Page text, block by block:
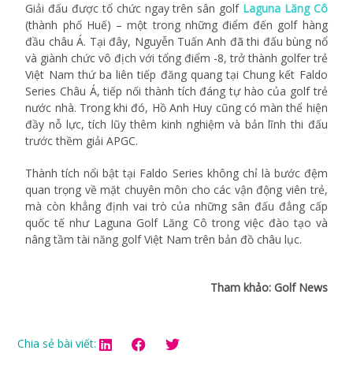
Giải đấu được tổ chức ngay trên sân golf Laguna Lăng Cô
(thành phố Huế) – một trong những điểm đến golf hàng
đầu châu Á. Tại đây, Nguyễn Tuấn Anh đã thi đấu bùng nổ
và giành chức vô địch với tổng điểm -8, trở thành golfer trẻ
Việt Nam thứ ba liên tiếp đăng quang tại Chung kết Faldo
Series Châu Á, tiếp nối thành tích đáng tự hào của golf trẻ
nước nhà. Trong khi đó, Hồ Anh Huy cũng có màn thể hiện
đầy nỗ lực, tích lũy thêm kinh nghiệm và bản lĩnh thi đấu
trước thềm giải APGC.
Thành tích nổi bật tại Faldo Series không chỉ là bước đệm
quan trọng về mặt chuyên môn cho các vận động viên trẻ,
mà còn khẳng định vai trò của những sân đấu đẳng cấp
quốc tế như Laguna Golf Lăng Cô trong việc đào tạo và
nâng tầm tài năng golf Việt Nam trên bản đồ châu lục.
Tham khảo: Golf News
Chia sẻ bài viết: